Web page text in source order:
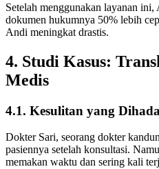
Setelah menggunakan layanan
dokumen hukumnya 50% lebih
Andi meningkat drastis.
4. Studi Kasus:
Medis
4.1. Kesulitan yang
Dokter Sari, seorang dokter
pasiennya setelah konsultasi.
memakan waktu dan sering kali